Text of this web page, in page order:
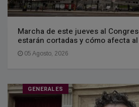
Marcha de este jueves al
estarán cortadas y cómo afecta
05 Agosto, 2026
GENERALES